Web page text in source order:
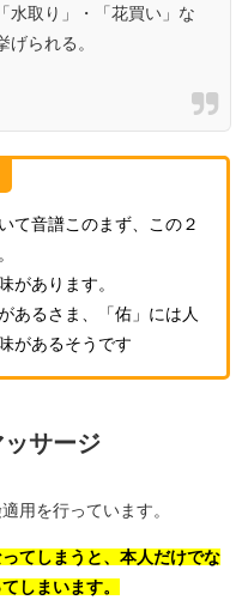
水取り」・「花買い」な
げられる。
て音譜このまず、この２
があります。
あるさま、「佑」には人
があるそうです
サージ
用を行っています。
てしまうと、本人だけでな
しまいます。